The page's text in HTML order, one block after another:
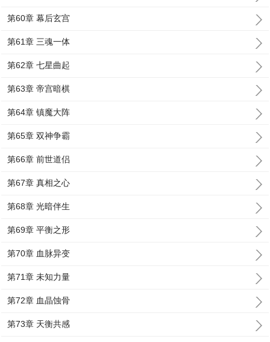
第60章 幕后玄宫
第61章 三魂一体
第62章 七星曲起
第63章 帝宫暗棋
第64章 镇魔大阵
第65章 双神争霸
第66章 前世道侣
第67章 真相之心
第68章 光暗伴生
第69章 平衡之形
第70章 血脉异变
第71章 未知力量
第72章 血晶蚀骨
第73章 天衡共感